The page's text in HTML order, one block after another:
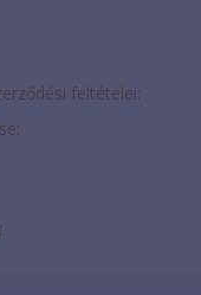
feltételei: